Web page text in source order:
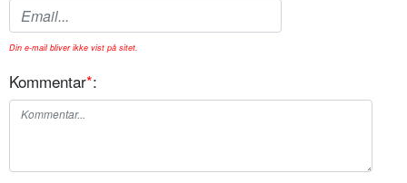
Din e-mail bliver ikke vist på sitet.
Kommentar*: